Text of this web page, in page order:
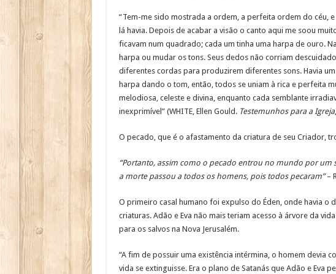
“Tem-me sido mostrada a ordem, a perfeita ordem do céu,
lá havia. Depois de acabar a visão o canto aqui me soou
ficavam num quadrado; cada um tinha uma harpa de ouro.
harpa ou mudar os tons. Seus dedos não corriam
diferentes cordas para produzirem diferentes sons. Havia
harpa dando o tom, então, todos se uniam à rica e perfeita
melodiosa, celeste e divina, enquanto cada semblante
inexprimível” (WHITE, Ellen Gould. Testemunhos para a Igreja
O pecado, que é o afastamento da criatura de seu Criador,
“Portanto, assim como o pecado entrou no mundo por
a morte passou a todos os homens, pois todos pecaram”–
O primeiro casal humano foi expulso do Éden, onde havia o
criaturas. Adão e Eva não mais teriam acesso à árvore da
para os salvos na Nova Jerusalém.
“A fim de possuir uma existência intérmina, o homem devia
vida se extinguisse. Era o plano de Satanás que Adão e Eva